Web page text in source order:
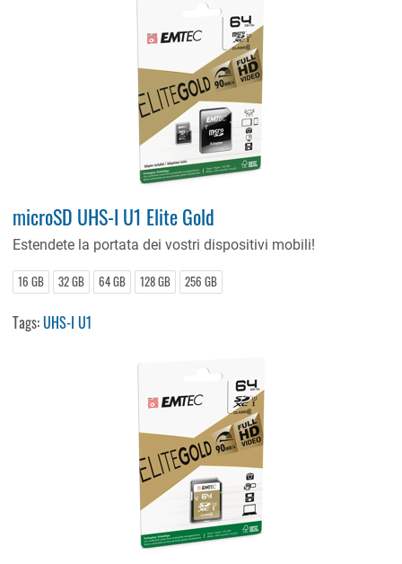
microSD UHS-I U1 Elite Gold
Estendete la portata dei vostri dispositivi mobili!
16 GB 32 GB 64 GB 128 GB 256 GB
Tags:UHS-I U1